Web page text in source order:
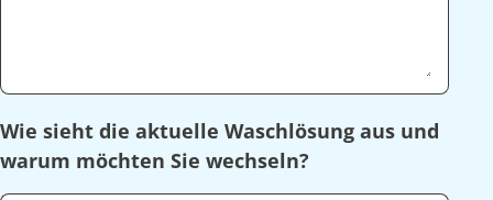
Wie sieht die aktuelle Waschlösung aus und
warum möchten Sie wechseln?